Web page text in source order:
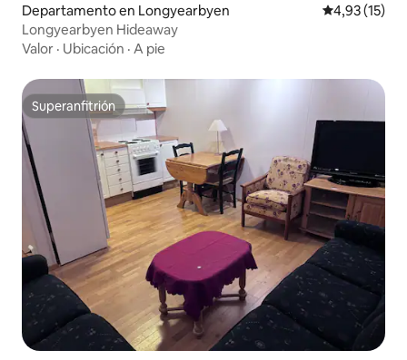
Departamento en Longyearbyen Calificación
4,93 (15)
Longyearbyen Hideaway
Valor · Ubicación · A pie
Superanfitrión
Superanfitrión